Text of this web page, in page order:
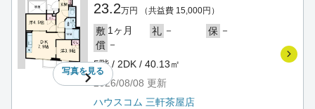
写真を見る
23.2万円 （共益費 15,000円）
敷 1ヶ月 礼 － 保 －
償 －
5階 / 2DK / 40.13㎡
2026/08/08 更新
ハウスコム 三軒茶屋店